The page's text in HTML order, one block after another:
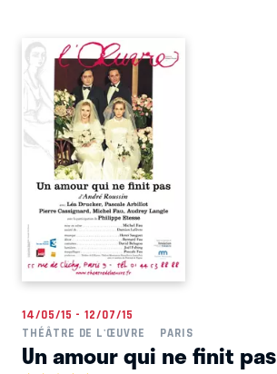
14/05/15 - 12/07/15
THÉÂTRE DE L'ŒUVRE
PARIS
Un amour qui ne finit pas